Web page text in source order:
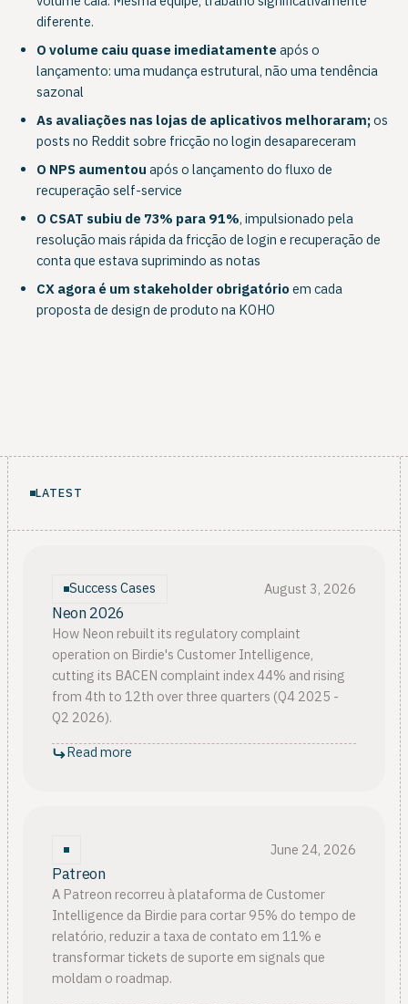
diferente.
O volume caiu quase imediatamenteapós o
lançamento: uma mudança estrutural, não uma tendência
sazonal
As avaliações nas lojas de aplicativos melhoraram;os
posts no Reddit sobre fricção no login desapareceram
O NPS aumentouapós o lançamento do fluxo de
recuperação self-service
O CSAT subiu de 73% para 91%, impulsionado pela
resolução mais rápida da fricção de login e recuperação de
conta que estava suprimindo as notas
CX agora é um stakeholder obrigatórioem cada
proposta de design de produto na KOHO
LATEST
Success Cases August 3, 2026
Neon 2026
How Neon rebuilt its regulatory complaint
operation on Birdie's Customer Intelligence,
cutting its BACEN complaint index 44% and rising
from 4th to 12th over three quarters (Q4 2025 -
Q2 2026).
Read more
June 24, 2026
Patreon
A Patreon recorreu à plataforma de Customer
Intelligence da Birdie para cortar 95% do tempo de
relatório, reduzir a taxa de contato em 11% e
transformar tickets de suporte em signals que
moldam o roadmap.